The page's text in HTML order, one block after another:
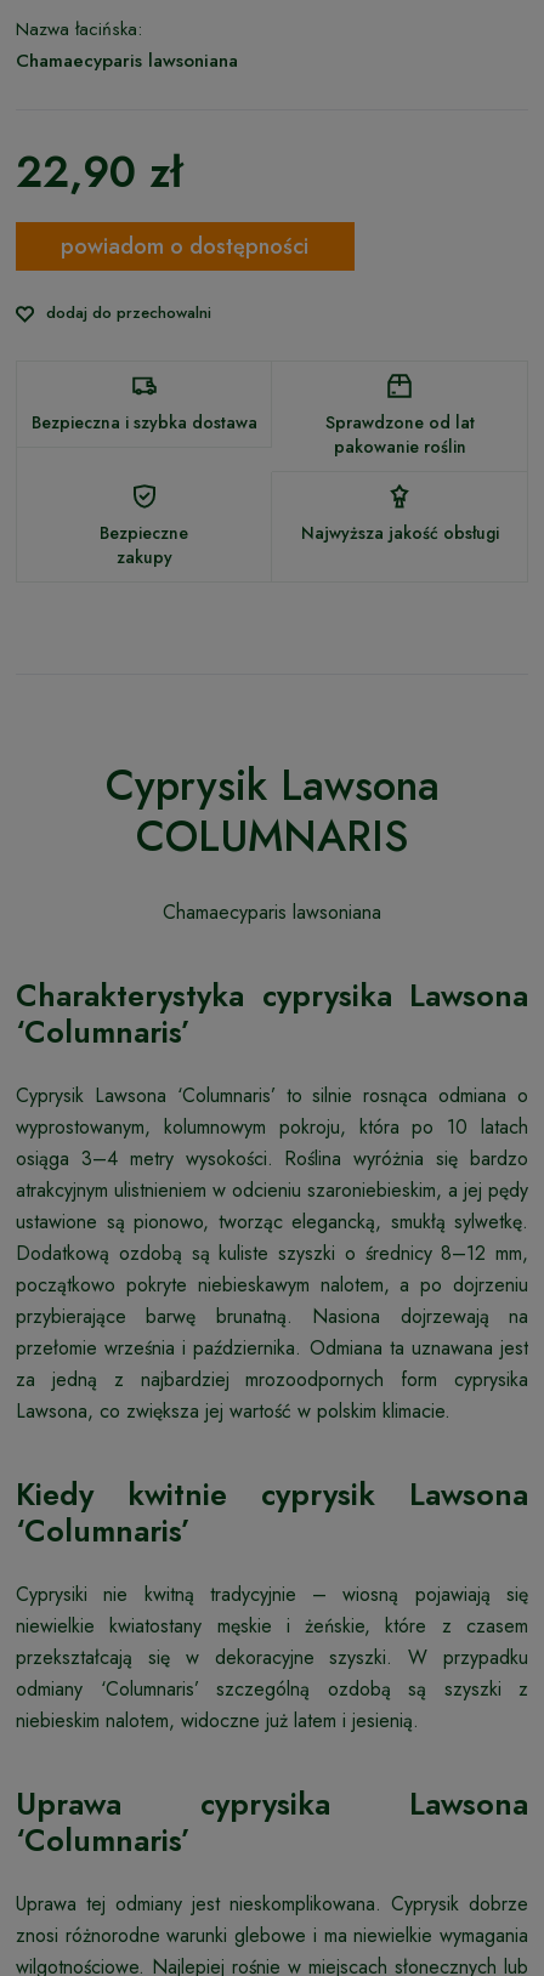
Nazwa łacińska:
Chamaecyparis lawsoniana
22,90 zł
powiadom o dostępności
dodaj do przechowalni
Bezpieczna i szybka dostawa
Sprawdzone od lat
pakowanie roślin
Bezpieczne
zakupy
Najwyższa jakość obsługi
Cyprysik Lawsona
COLUMNARIS
Chamaecyparis lawsoniana
Charakterystyka cyprysika Lawsona
‘Columnaris’
Cyprysik Lawsona ‘Columnaris’ to silnie rosnąca odmiana o
wyprostowanym, kolumnowym pokroju, która po 10 latach
osiąga 3–4 metry wysokości. Roślina wyróżnia się bardzo
atrakcyjnym ulistnieniem w odcieniu szaroniebieskim, a jej pędy
ustawione są pionowo, tworząc elegancką, smukłą sylwetkę.
Dodatkową ozdobą są kuliste szyszki o średnicy 8–12 mm,
początkowo pokryte niebieskawym nalotem, a po dojrzeniu
przybierające barwę brunatną. Nasiona dojrzewają na
przełomie września i października. Odmiana ta uznawana jest
za jedną z najbardziej mrozoodpornych form cyprysika
Lawsona, co zwiększa jej wartość w polskim klimacie.
Kiedy kwitnie cyprysik Lawsona
‘Columnaris’
Cyprysiki nie kwitną tradycyjnie – wiosną pojawiają się
niewielkie kwiatostany męskie i żeńskie, które z czasem
przekształcają się w dekoracyjne szyszki. W przypadku
odmiany ‘Columnaris’ szczególną ozdobą są szyszki z
niebieskim nalotem, widoczne już latem i jesienią.
Uprawa cyprysika Lawsona
‘Columnaris’
Uprawa tej odmiany jest nieskomplikowana. Cyprysik dobrze
znosi różnorodne warunki glebowe i ma niewielkie wymagania
wilgotnościowe. Najlepiej rośnie w miejscach słonecznych lub